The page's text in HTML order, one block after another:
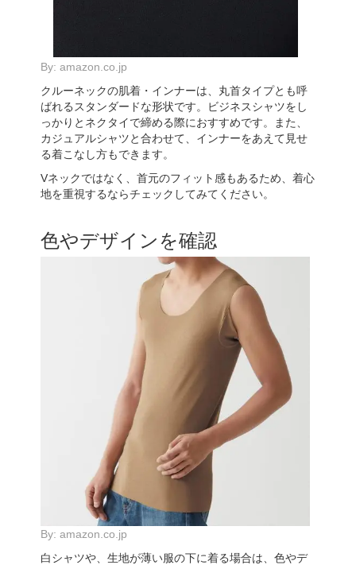
By: amazon.co.jp
クルーネックの肌着・インナーは、丸首タイプとも呼
ばれるスタンダードな形状です。ビジネスシャツをし
っかりとネクタイで締める際におすすめです。また、
カジュアルシャツと合わせて、インナーをあえて見せ
る着こなし方もできます。
Vネックではなく、首元のフィット感もあるため、着心
地を重視するならチェックしてみてください。
色やデザインを確認
By: amazon.co.jp
白シャツや、生地が薄い服の下に着る場合は、色やデ